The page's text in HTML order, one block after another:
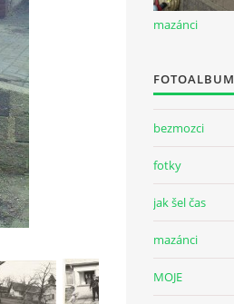
mazánci
FOTOALBUM
bezmozci
fotky
jak šel čas
mazánci
MOJE